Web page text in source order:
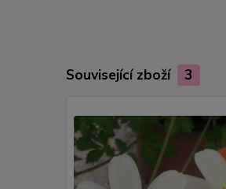
Související zboží 3